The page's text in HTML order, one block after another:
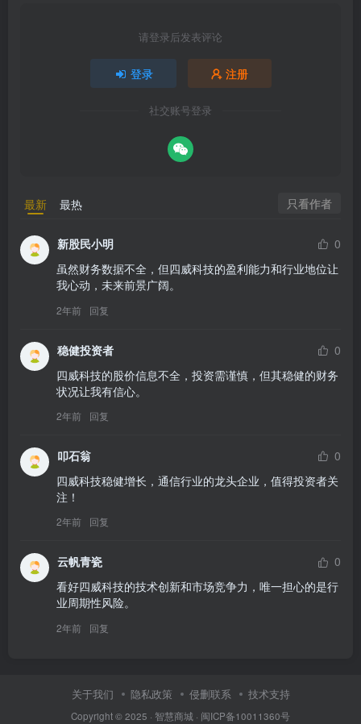
请登录后发表评论
登录 注册
社交账号登录
最新 最热 只看作者
新股民小明
0
虽然财务数据不全，但四威科技的盈利能力和行业地位让
我心动，未来前景广阔。
2年前 回复
稳健投资者
0
四威科技的股价信息不全，投资需谨慎，但其稳健的财务
状况让我有信心。
2年前 回复
叩石翁
0
四威科技稳健增长，通信行业的龙头企业，值得投资者关
注！
2年前 回复
云帆青瓷
0
看好四威科技的技术创新和市场竞争力，唯一担心的是行
业周期性风险。
2年前 回复
关于我们 隐私政策 侵删联系 技术支持
Copyright © 2025 · 智慧商城 · 闽ICP备10011360号